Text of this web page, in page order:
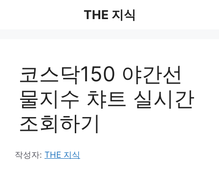
THE 지식
코스닥150 야간선
물지수 챠트 실시간
조회하기
작성자: THE 지식